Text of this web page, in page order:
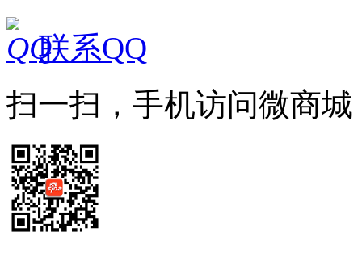
联系QQ
扫一扫，手机访问微商城